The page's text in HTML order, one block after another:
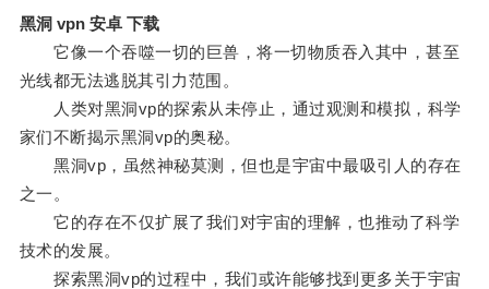
黑洞 vpn 安卓 下载
它像一个吞噬一切的巨兽，将一切物质吞入其中，甚至
光线都无法逃脱其引力范围。
人类对黑洞vp的探索从未停止，通过观测和模拟，科学
家们不断揭示黑洞vp的奥秘。
黑洞vp，虽然神秘莫测，但也是宇宙中最吸引人的存在
之一。
它的存在不仅扩展了我们对宇宙的理解，也推动了科学
技术的发展。
探索黑洞vp的过程中，我们或许能够找到更多关于宇宙